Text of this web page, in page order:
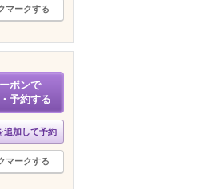
マークする
ポンで
予約する
追加して予約
マークする